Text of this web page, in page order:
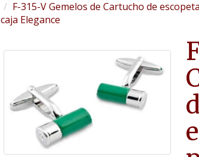
F-315-V Gemelos de Cartucho de
caja Elegance